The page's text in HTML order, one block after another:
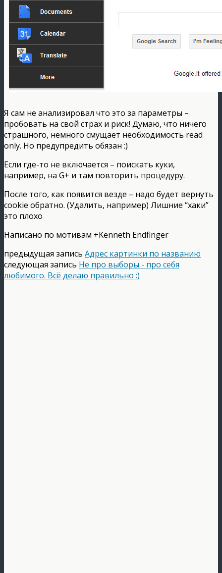
Я сам не анализировал что это за параметры –
пробовать на свой страх и риск! Думаю, что ничего
страшного, немного смущает необходимость read
only. Но предупредить обязан :)
Если где-то не включается – поискать куки,
например, на G+ и там повторить процедуру.
После того, как появится везде – надо будет вернуть
cookie обратно. (Удалить, например) Лишние “хаки”
это плохо
Написано по мотивам +Kenneth Endfinger
предыдущая запись Адрес картинки по названию
следующая запись Не про выборы - про себя
любимого. Всё делаю правильно :)